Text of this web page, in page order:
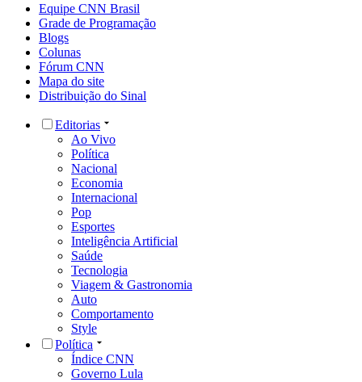
Equipe CNN Brasil
Grade de Programação
Blogs
Colunas
Fórum CNN
Mapa do site
Distribuição do Sinal
Editorias
Ao Vivo
Política
Nacional
Economia
Internacional
Pop
Esportes
Inteligência Artificial
Saúde
Tecnologia
Viagem & Gastronomia
Auto
Comportamento
Style
Política
Índice CNN
Governo Lula